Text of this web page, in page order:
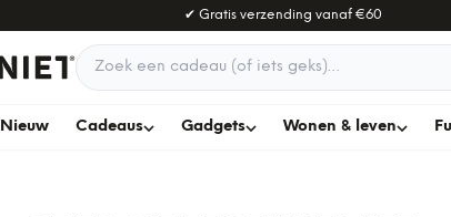
✔ Gratis verzending vanaf€60
Zoek een cadeau
Nieuw Cadeaus Gadgets Wonen & leven